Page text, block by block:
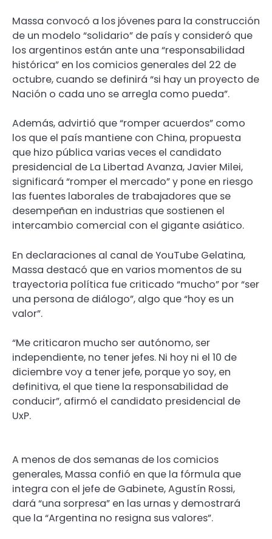
Massa convocó a los jóvenes para la construcción
de un modelo “solidario” de país y consideró que
los argentinos están ante una “responsabilidad
histórica” en los comicios generales del 22 de
octubre, cuando se definirá “si hay un proyecto de
Nación o cada uno se arregla como pueda”.
Además, advirtió que “romper acuerdos” como
los que el país mantiene con China, propuesta
que hizo pública varias veces el candidato
presidencial de La Libertad Avanza, Javier Milei,
significará “romper el mercado” y pone en riesgo
las fuentes laborales de trabajadores que se
desempeñan en industrias que sostienen el
intercambio comercial con el gigante asiático.
En declaraciones al canal de YouTube Gelatina,
Massa destacó que en varios momentos de su
trayectoria política fue criticado “mucho” por “ser
una persona de diálogo”, algo que “hoy es un
valor”.
“Me criticaron mucho ser autónomo, ser
independiente, no tener jefes. Ni hoy ni el 10 de
diciembre voy a tener jefe, porque yo soy, en
definitiva, el que tiene la responsabilidad de
conducir”, afirmó el candidato presidencial de
UxP.
A menos de dos semanas de los comicios
generales, Massa confió en que la fórmula que
integra con el jefe de Gabinete, Agustín Rossi,
dará “una sorpresa” en las urnas y demostrará
que la “Argentina no resigna sus valores”.